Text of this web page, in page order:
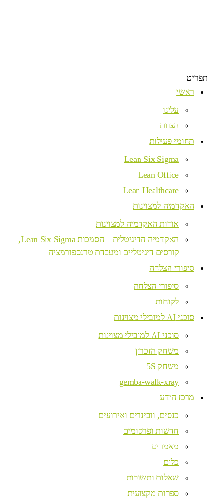
תפריט
ראשי
עלינו
הצוות
תחומי פעילות
Lean Six Sigma
Lean Office
Lean Healthcare
האקדמיה למצוינות
אודות האקדמיה למצוינות
האקדמיה הדיגיטלית – הסמכות Lean Six Sigma,
קורסים דיגיטליים ומעבדת טרנספורמציה
סיפורי הצלחה
סיפורי הצלחה
לקוחות
סוכני AI למובילי מצוינות
סוכני AI למובילי מצוינות
משחק הזכרון
משחק 5S
gemba-walk-xray
מרכז הידע
כנסים, וובינרים ואירועים
חדשות ופרסומים
מאמרים
כלים
שאלות ותשובות
ספרות מקצועית